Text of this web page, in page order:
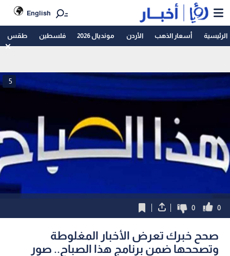
English
الرئيسية أسعار الذهب الأردن مونديال 2026 فلسطين طقس
5
0
0
صحح خبرك تعرض الأخبار المغلوطة
وتصححها ضمن برنامج هذا الصباح.. صور